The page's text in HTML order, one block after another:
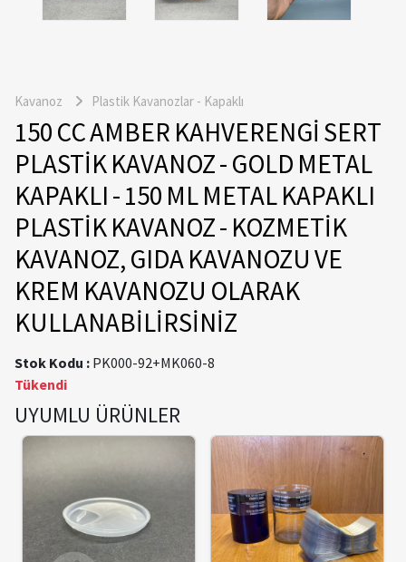
Kavanoz Plastik Kavanozlar - Kapaklı
150 CC AMBER KAHVERENGİ SERT
PLASTİK KAVANOZ - GOLD METAL
KAPAKLI - 150 ML METAL KAPAKLI
PLASTİK KAVANOZ - KOZMETİK
KAVANOZ, GIDA KAVANOZU VE
KREM KAVANOZU OLARAK
KULLANABİLİRSİNİZ
Stok Kodu : PK000-92+MK060-8
Tükendi
UYUMLU ÜRÜNLER